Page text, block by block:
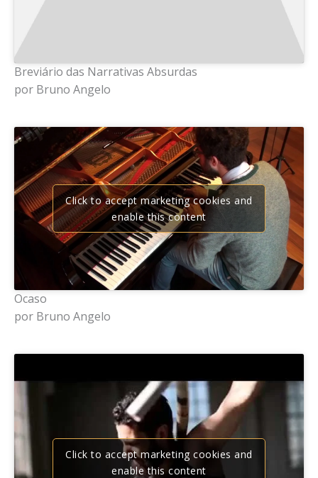
Breviário das Narrativas Absurdas
por Bruno Angelo
Click to accept marketing cookies and
enable this content
Ocaso
por Bruno Angelo
Click to accept marketing cookies and
enable this content